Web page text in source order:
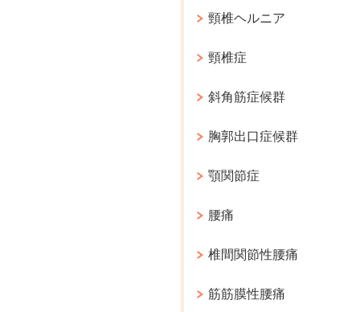
頸椎ヘルニア
頸椎症
斜角筋症候群
胸郭出口症候群
顎関節症
腰痛
椎間関節性腰痛
筋筋膜性腰痛